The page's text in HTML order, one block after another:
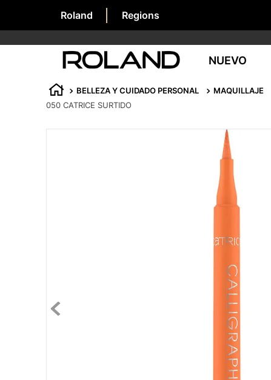
Roland
Regions
NUEVO
BELLEZA Y CUIDADO PERSONAL MAQUILLAJE
050 CATRICE SURTIDO